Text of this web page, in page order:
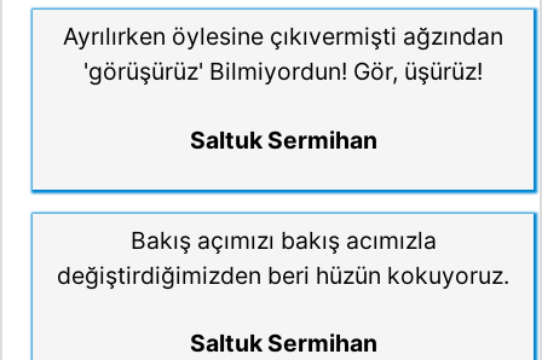
Ayrılırken öylesine çıkıvermişti ağzından
'görüşürüz' Bilmiyordun! Gör, üşürüz!
Saltuk Sermihan
Bakış açımızı bakış acımızla
değiştirdiğimizden beri hüzün kokuyoruz.
Saltuk Sermihan